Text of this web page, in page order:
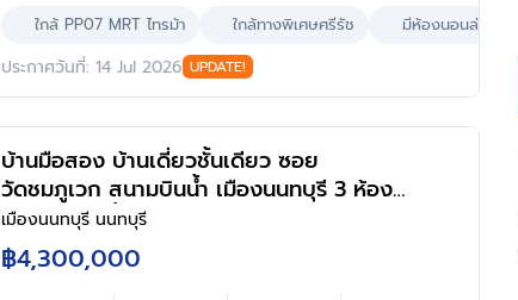
ใกล้ PP07 MRT ไทรม้า ใกล้ทางพิเศษศรีรัช มีห้องนอนล่าง
ประกาศวันที่: 14 Jul 2026 UPDATE!
บ้านมือสอง บ้านเดี่ยวชั้นเดียว ซอย
วัดชมภูเวก สนามบินน้ำ เมืองนนทบุรี 3 ห้อง
นอน 4 ห้องน้ำ พื้นที่ใช้สอย 130 ตร.ม. ที่ดิน
56 ตร.ว. หลังมุม ใกล้ทางด่วนงามวงศ์วาน
เดินทางสะดวก พร้อมเข้าอยู่
เมืองนนทบุรี นนทบุรี
฿4,300,000